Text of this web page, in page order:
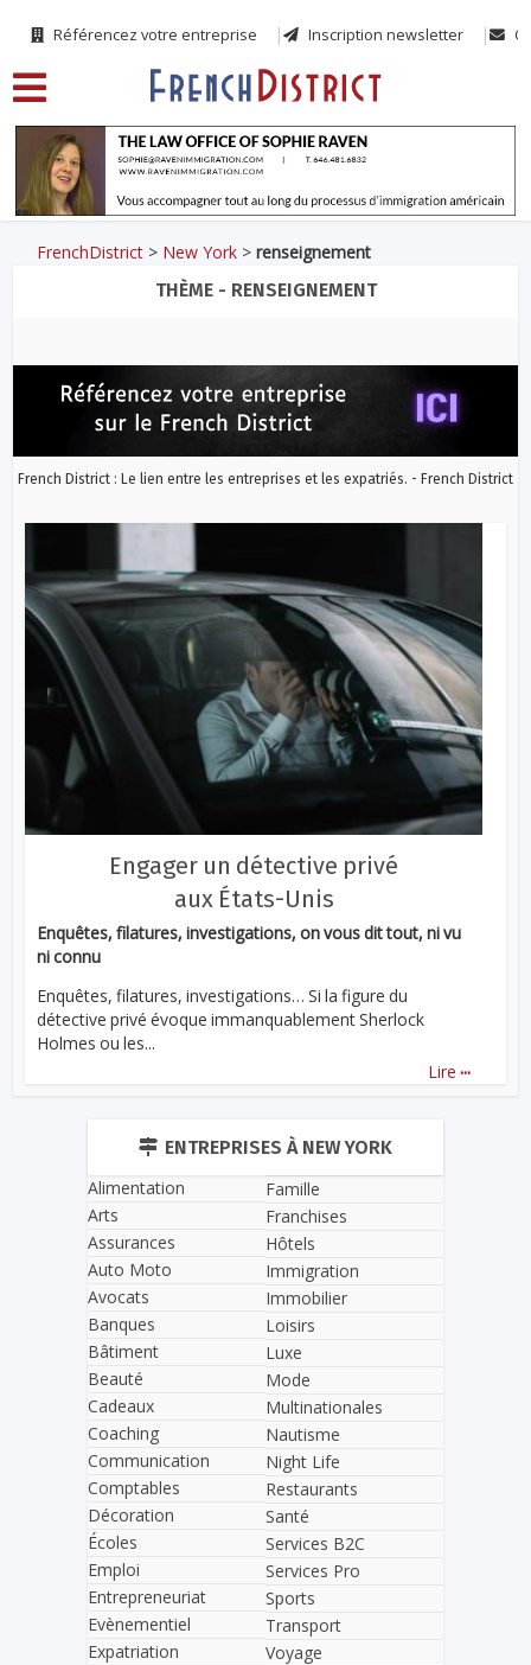
Référencez votre entreprise Inscription newsletter
FrenchDistrict > New York >renseignement
THÈME - RENSEIGNEMENT
French District : Le lien entre les entreprises et les expatriés. - French District
Engager un détective privé
aux États-Unis
Enquêtes, filatures, investigations, on vous dit tout, ni vu
ni connu
Enquêtes, filatures, investigations… Si la figure du
détective privé évoque immanquablement Sherlock
Holmes ou les...
Lire ...
ENTREPRISES À NEW YORK
Alimentation
Arts
Assurances
Auto Moto
Avocats
Banques
Bâtiment
Beauté
Cadeaux
Coaching
Communication
Comptables
Décoration
Écoles
Emploi
Entrepreneuriat
Evènementiel
Expatriation
Famille
Franchises
Hôtels
Immigration
Immobilier
Loisirs
Luxe
Mode
Multinationales
Nautisme
Night Life
Restaurants
Santé
Services B2C
Services Pro
Sports
Transport
Voyage